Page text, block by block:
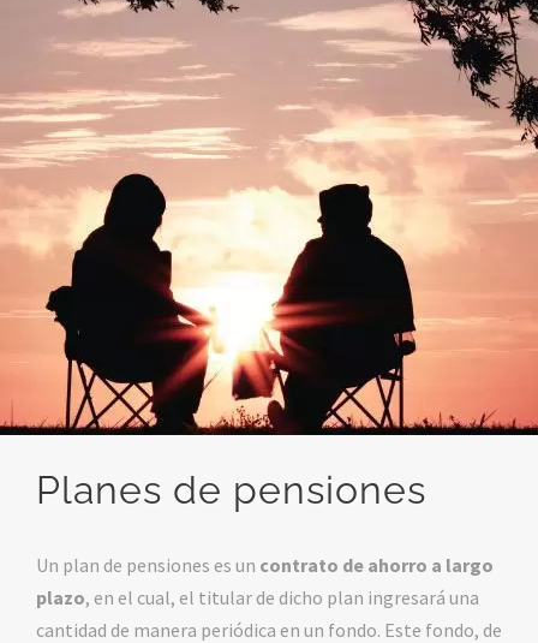
Planes de pensiones
Un plan de pensiones es un contrato de ahorro a largo
plazo, en el cual, el titular de dicho plan ingresará una
cantidad de manera periódica en un fondo. Este fondo, de